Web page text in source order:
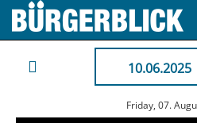
10.06.2025
Friday, 07.